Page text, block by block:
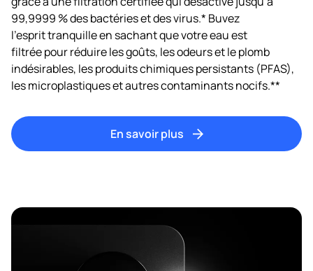
99,9999 % des bactéries et des virus.* Buvez
l’esprit tranquille en sachant que votre eau est
filtrée pour réduire les goûts, les odeurs et le plomb
indésirables, les produits chimiques persistants (PFAS),
les microplastiques et autres contaminants nocifs.**
En savoir plus